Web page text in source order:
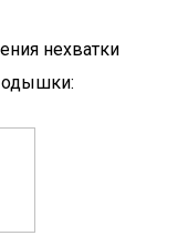
нехватки